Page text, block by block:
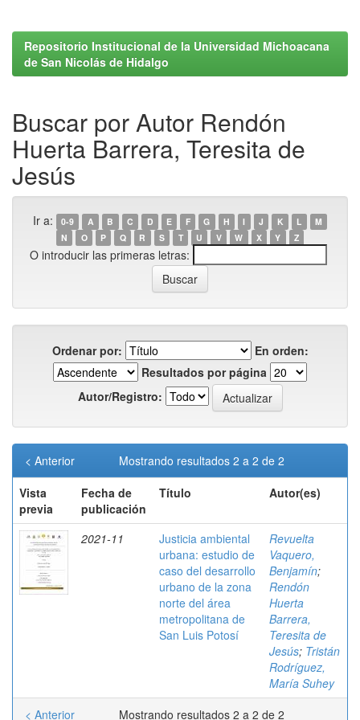
Repositorio Institucional de la Universidad Michoacana
de San Nicolás de Hidalgo
Buscar por Autor Rendón
Huerta Barrera, Teresita de
Jesús
Ir a: 0-9 A B C D E F G H I J K L
M
N
O P Q R S T U V W X Y Z
O introducir las primeras letras:
Ordenar por:
En orden:
Resultados por página
Autor/Registro:
Mostrando resultados 2 a 2 de 2
< Anterior
Vista
previa
Fecha de
publicación
Título Autor(es)
2021-11
Justicia ambiental
urbana: estudio de
caso del desarrollo
urbano de la zona
norte del área
metropolitana de
San Luis Potosí
Revuelta
Vaquero,
Benjamín;
Rendón
Huerta
Barrera,
Teresita de
Jesús; Tristán
Rodríguez,
María Suhey
Mostrando resultados 2 a 2 de 2
< Anterior